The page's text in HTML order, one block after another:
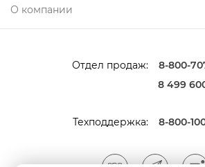
О компании
Отдел продаж:
8-800-
8 499
Техподдержка: 8-800-